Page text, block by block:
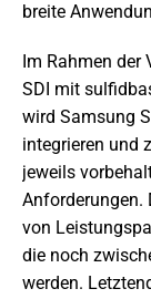
breite
Im Rahmen
SDI mit
wird Samsung
integrieren und
jeweils
Anforderungen.
von
die noch
werden.